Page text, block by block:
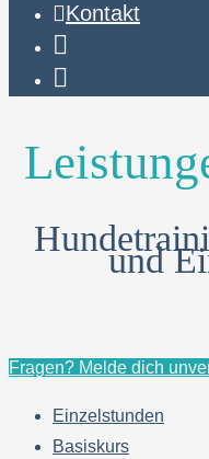
Kontakt
und
Fragen? Melde dich
Einzelstunden
Basiskurs